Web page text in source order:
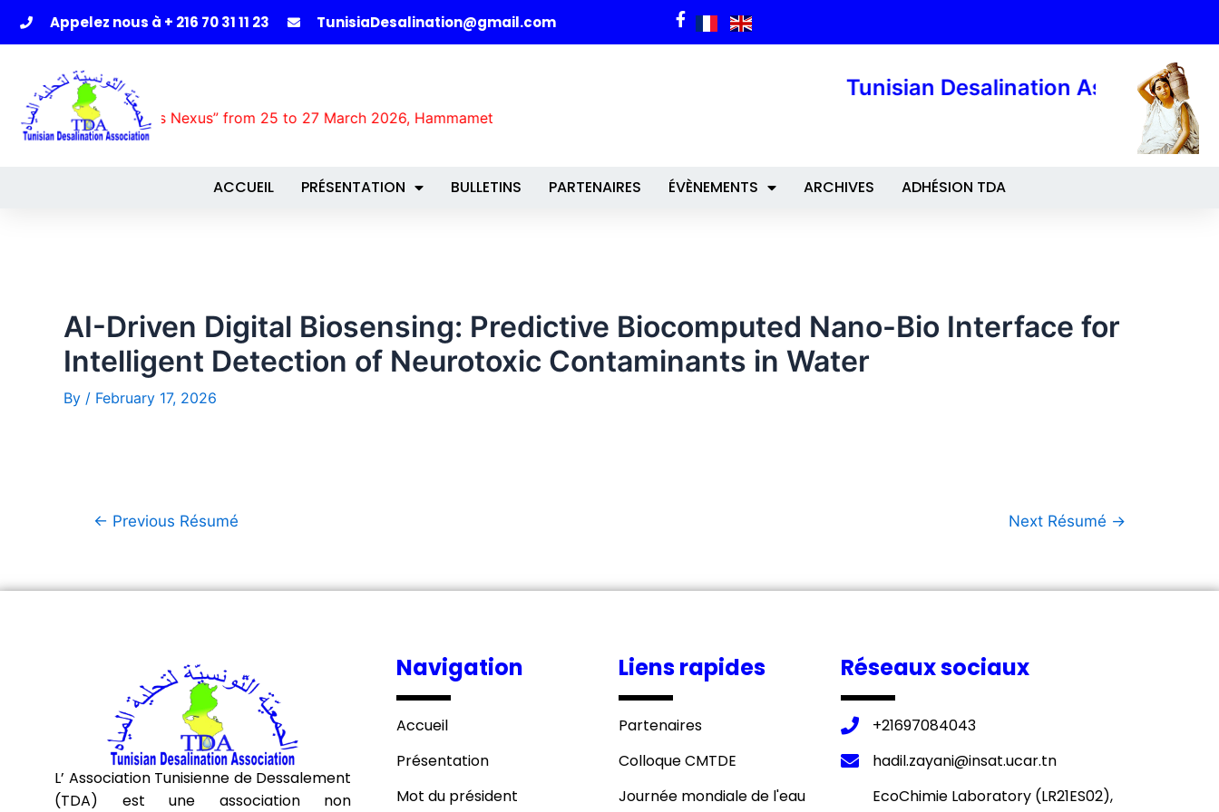
Appelez nous à + 216 70 31 11 23 TunisiaDesalination@gmail.com
Tunisian Desalination Association
Food-Ecosystems Nexus” from 25 to 27 March 2026, Hammamet
ACCUEIL PRÉSENTATION BULLETINS PARTENAIRES ÉVÈNEMENTS ARCHIVES ADHÉSION TDA
AI-Driven Digital Biosensing: Predictive Biocomputed Nano-Bio ‎Interface for
Intelligent Detection of Neurotoxic Contaminants in ‎Water
By / February 17, 2026
← Previous Résumé Next Résumé →
L’ Association Tunisienne de Dessalement
(TDA) est une association non
Navigation
Accueil
Présentation
Mot du président
Liens rapides
Partenaires
Colloque CMTDE
Journée mondiale de l'eau
Réseaux sociaux
+21697084043
hadil.zayani@insat.ucar.tn
EcoChimie Laboratory (LR21ES02),